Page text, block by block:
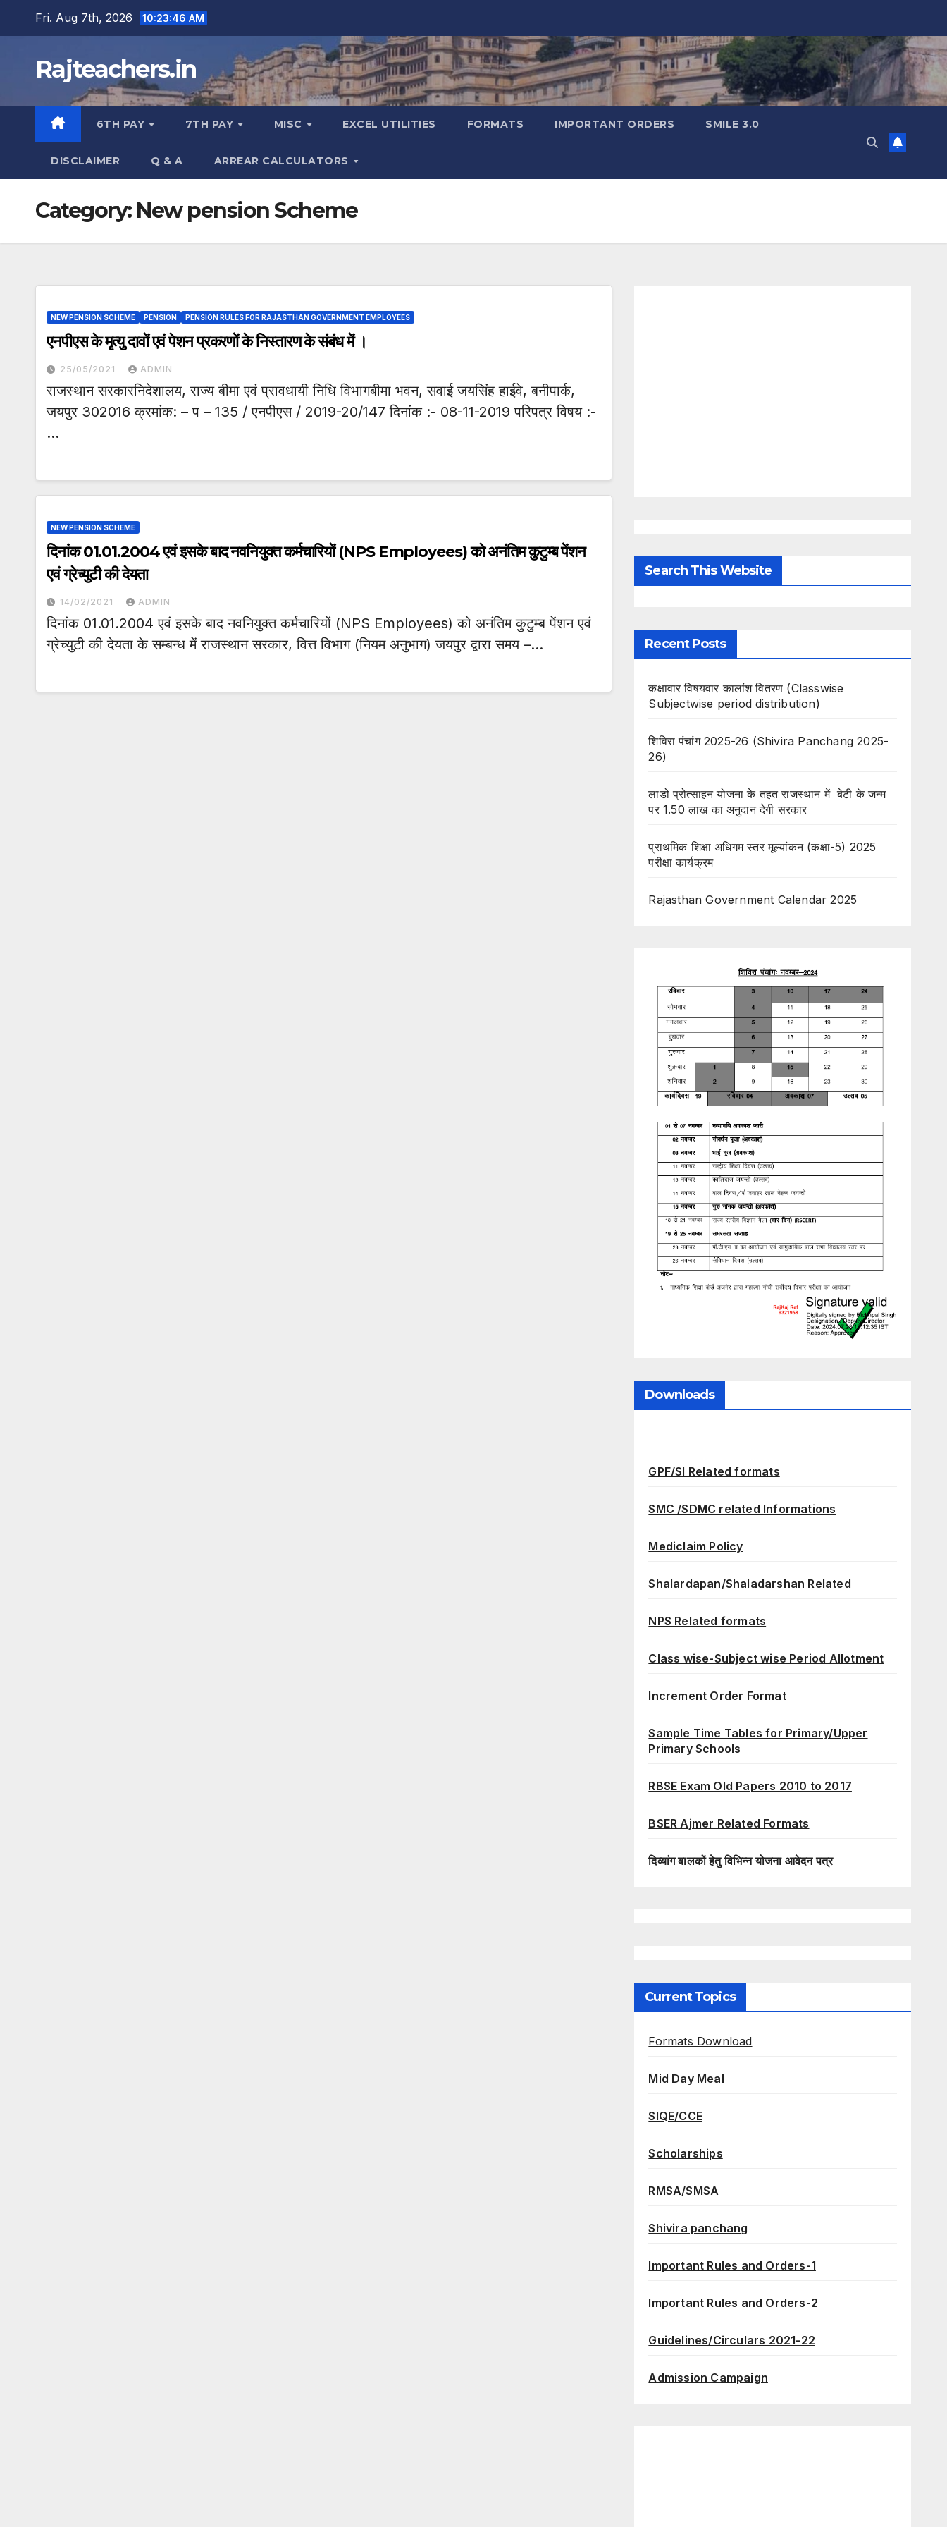
Fri. Aug 7th, 2026 10:23:47 AM
Rajteachers.in
6TH PAY 7TH PAY MISC EXCEL UTILITIES FORMATS IMPORTANT ORDERS SMILE 3.0
DISCLAIMER Q & A ARREAR CALCULATORS
Category: New pension Scheme
NEW PENSION SCHEME PENSION PENSION RULES FOR RAJASTHAN GOVERNMENT EMPLOYEES
एनपीएस के मृत्यु दावों एवं पेशन प्रकरणों के निस्तारण के संबंध में ।
25/05/2021 ADMIN
राजस्थान सरकारनिदेशालय, राज्य बीमा एवं प्रावधायी निधि विभागबीमा भवन, सवाई जयसिंह हाईवे, बनीपार्क,
जयपुर 302016 क्रमांक: – प – 135 / एनपीएस / 2019-20/147 दिनांक :- 08-11-2019 परिपत्र विषय :-
…
NEW PENSION SCHEME
दिनांक 01.01.2004 एवं इसके बाद नवनियुक्त कर्मचारियों (NPS Employees) को अनंतिम कुटुम्ब पेंशन
एवं ग्रेच्युटी की देयता
14/02/2021 ADMIN
दिनांक 01.01.2004 एवं इसके बाद नवनियुक्त कर्मचारियों (NPS Employees) को अनंतिम कुटुम्ब पेंशन एवं
ग्रेच्युटी की देयता के सम्बन्ध में राजस्थान सरकार, वित्त विभाग (नियम अनुभाग) जयपुर द्वारा समय –…
Search This Website
Recent Posts
कक्षावार विषयवार कालांश वितरण (Classwise
Subjectwise period distribution)
शिविरा पंचांग 2025-26 (Shivira Panchang 2025-
26)
लाडो प्रोत्साहन योजना के तहत राजस्थान में बेटी के जन्म
पर 1.50 लाख का अनुदान देगी सरकार
प्राथमिक शिक्षा अधिगम स्तर मूल्यांकन (कक्षा-5) 2025
परीक्षा कार्यक्रम
Rajasthan Government Calendar 2025
Downloads
GPF/SI Related formats
SMC /SDMC related Informations
Mediclaim Policy
Shalardapan/Shaladarshan Related
NPS Related formats
Class wise-Subject wise Period Allotment
Increment Order Format
Sample Time Tables for Primary/Upper
Primary Schools
RBSE Exam Old Papers 2010 to 2017
BSER Ajmer Related Formats
दिव्यांग बालकों हेतु विभिन्न योजना आवेदन पत्र
Current Topics
Formats Download
Mid Day Meal
SIQE/CCE
Scholarships
RMSA/SMSA
Shivira panchang
Important Rules and Orders-1
Important Rules and Orders-2
Guidelines/Circulars 2021-22
Admission Campaign